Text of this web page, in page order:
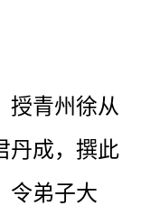
授青州徐从
丹成，撰此
令弟子大